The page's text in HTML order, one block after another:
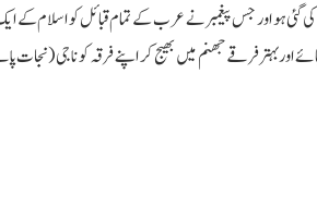
گئی ہو اور جس پیغمبر نے عرب کے تمام قبائل کو اسلام کے ایک
اوربہترفرقے جھنم میں بھیج کر اپنے فرقہ کو ناجی (نجات